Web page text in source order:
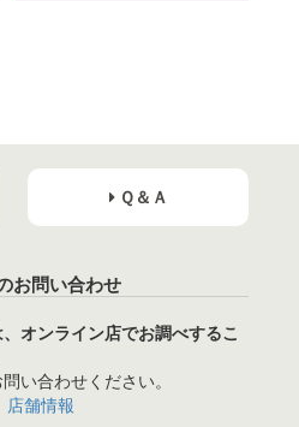
Ｑ＆Ａ
お問い合わせ
オンライン店でお調べするこ
い合わせください。
舗情報